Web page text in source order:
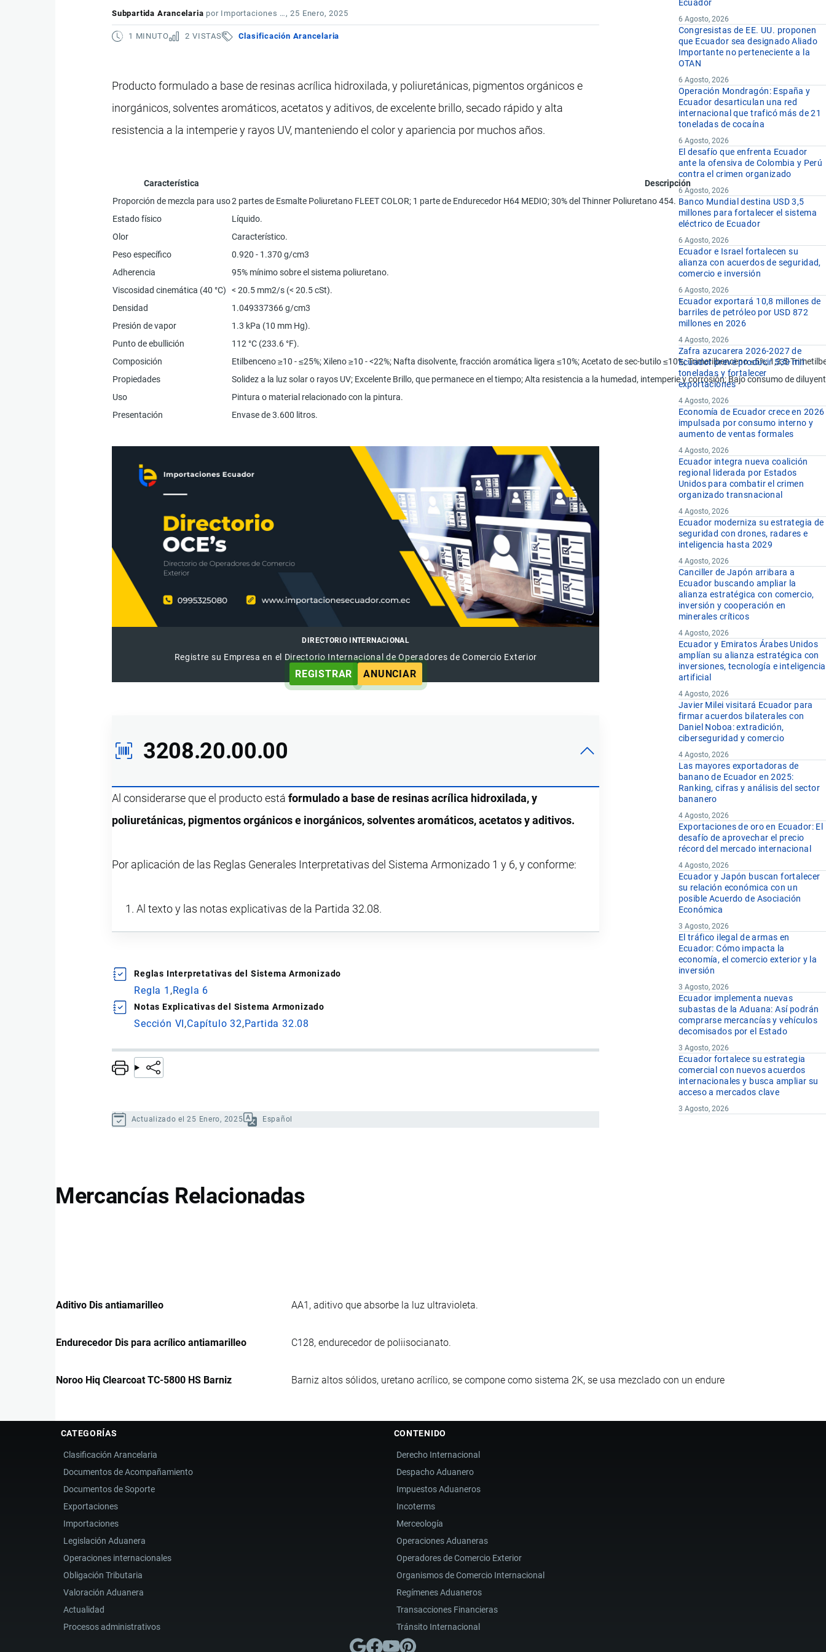
Subpartida Arancelaria por Importaciones …, 25 Enero, 2025
1 MINUTO 2 VISTAS Clasificación Arancelaria
Producto formulado a base de resinas acrílica hidroxilada, y poliuretánicas, pigmentos orgánicos e
inorgánicos, solventes aromáticos, acetatos y aditivos, de excelente brillo, secado rápido y alta
resistencia a la intemperie y rayos UV, manteniendo el color y apariencia por muchos años.
Característica
Descripción
Proporción de mezcla para uso2 partes de Esmalte Poliuretano FLEET COLOR; 1 parte de Endurecedor H64 MEDIO; 30% del Thinner Poliuretano 454.
Estado físico
Líquido.
Olor
Característico.
Peso específico
0.920 - 1.370 g/cm3
Adherencia
95% mínimo sobre el sistema poliuretano.
Viscosidad cinemática (40 °C)
< 20.5 mm2/s (< 20.5 cSt).
Densidad
1.049337366 g/cm3
Presión de vapor
1.3 kPa (10 mm Hg).
Punto de ebullición
112 °C (233.6 °F).
Composición
Etilbenceno ≥10 - ≤25%; Xileno ≥10 - <22%; Nafta disolvente, fracción aromática ligera ≤10%; Acetato de sec-butilo ≤10%; Trimetilbenceno ≤5%; 1,3,5-
Propiedades
Solidez a la luz solar o rayos UV; Excelente Brillo, que permanece en el tiempo; Alta resistencia a la humedad, intemperie y corrosión; Bajo consumo de
Uso
Pintura o material relacionado con la pintura.
Presentación
Envase de 3.600 litros.
DIRECTORIO INTERNACIONAL
Registre su Empresa en el Directorio Internacional de Operadores de Comercio Exterior
REGISTRAR ANUNCIAR
3208.20.00.00
Al considerarse que el producto estáformulado a base de resinas acrílica hidroxilada, y
poliuretánicas, pigmentos orgánicos e inorgánicos, solventes aromáticos, acetatos y aditivos.
Por aplicación de las Reglas Generales Interpretativas del Sistema Armonizado 1 y 6, y conforme:
Al texto y las notas explicativas de la Partida 32.08.
Reglas Interpretativas del Sistema Armonizado
Regla 1 Regla 6
Notas Explicativas del Sistema Armonizado
Sección VI Capítulo 32 Partida 32.08
Actualizado el 25 Enero, 2025 Español
Ecuador
6 Agosto, 2026
Congresistas de EE. UU. proponen
que Ecuador sea designado Aliado
Importante no perteneciente a la
OTAN
6 Agosto, 2026
Operación Mondragón: España y
Ecuador desarticulan una red
internacional que traficó más de 21
toneladas de cocaína
6 Agosto, 2026
El desafío que enfrenta Ecuador
ante la ofensiva de Colombia y Perú
contra el crimen organizado
6 Agosto, 2026
Banco Mundial destina USD 3,5
millones para fortalecer el sistema
eléctrico de Ecuador
6 Agosto, 2026
Ecuador e Israel fortalecen su
alianza con acuerdos de seguridad,
comercio e inversión
6 Agosto, 2026
Ecuador exportará 10,8 millones de
barriles de petróleo por USD 872
millones en 2026
4 Agosto, 2026
Zafra azucarera 2026-2027 de
Ecuador prevé producir 530 mil
toneladas y fortalecer
exportaciones
4 Agosto, 2026
Economía de Ecuador crece en 2026
impulsada por consumo interno y
aumento de ventas formales
4 Agosto, 2026
Ecuador integra nueva coalición
regional liderada por Estados
Unidos para combatir el crimen
organizado transnacional
4 Agosto, 2026
Ecuador moderniza su estrategia de
seguridad con drones, radares e
inteligencia hasta 2029
4 Agosto, 2026
Canciller de Japón arribara a
Ecuador buscando ampliar la
alianza estratégica con comercio,
inversión y cooperación en
minerales críticos
4 Agosto, 2026
Ecuador y Emiratos Árabes Unidos
amplían su alianza estratégica con
inversiones, tecnología e inteligencia
artificial
4 Agosto, 2026
Javier Milei visitará Ecuador para
firmar acuerdos bilaterales con
Daniel Noboa: extradición,
ciberseguridad y comercio
4 Agosto, 2026
Las mayores exportadoras de
banano de Ecuador en 2025:
Ranking, cifras y análisis del sector
bananero
4 Agosto, 2026
Exportaciones de oro en Ecuador: El
desafío de aprovechar el precio
récord del mercado internacional
4 Agosto, 2026
Ecuador y Japón buscan fortalecer
su relación económica con un
posible Acuerdo de Asociación
Económica
3 Agosto, 2026
El tráfico ilegal de armas en
Ecuador: Cómo impacta la
economía, el comercio exterior y la
inversión
3 Agosto, 2026
Ecuador implementa nuevas
subastas de la Aduana: Así podrán
comprarse mercancías y vehículos
decomisados por el Estado
3 Agosto, 2026
Ecuador fortalece su estrategia
comercial con nuevos acuerdos
internacionales y busca ampliar su
acceso a mercados clave
3 Agosto, 2026
Mercancías Relacionadas
Aditivo Dis antiamarilleo AA1, aditivo que absorbe la luz ultravioleta.
Endurecedor Dis para acrílico antiamarilleo C128, endurecedor de poliisocianato.
Noroo Hiq Clearcoat TC-5800 HS Barniz Barniz altos sólidos, uretano acrílico, se compone como sistema 2K, se usa mezclado con un endure
CATEGORÍAS
Clasificación Arancelaria
Documentos de Acompañamiento
Documentos de Soporte
Exportaciones
Importaciones
Legislación Aduanera
Operaciones internacionales
Obligación Tributaria
Valoración Aduanera
Actualidad
Procesos administrativos
CONTENIDO
Derecho Internacional
Despacho Aduanero
Impuestos Aduaneros
Incoterms
Merceología
Operaciones Aduaneras
Operadores de Comercio Exterior
Organismos de Comercio Internacional
Regímenes Aduaneros
Transacciones Financieras
Tránsito Internacional